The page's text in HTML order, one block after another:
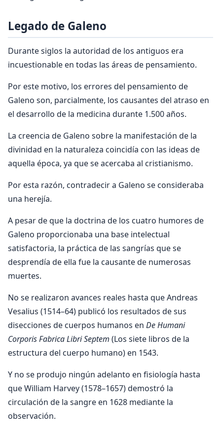
Legado de Galeno
Durante siglos la autoridad de los antiguos era
incuestionable en todas las áreas de pensamiento.
Por este motivo, los errores del pensamiento de
Galeno son, parcialmente, los causantes del atraso en
el desarrollo de la medicina durante 1.500 años.
La creencia de Galeno sobre la manifestación de la
divinidad en la naturaleza coincidía con las ideas de
aquella época, ya que se acercaba al cristianismo.
Por esta razón, contradecir a Galeno se consideraba
una herejía.
A pesar de que la doctrina de los cuatro humores de
Galeno proporcionaba una base intelectual
satisfactoria, la práctica de las sangrías que se
desprendía de ella fue la causante de numerosas
muertes.
No se realizaron avances reales hasta que Andreas
Vesalius (1514–64) publicó los resultados de sus
disecciones de cuerpos humanos en De Humani
Corporis Fabrica Libri Septem (Los siete libros de la
estructura del cuerpo humano) en 1543.
Y no se produjo ningún adelanto en fisiología hasta
que William Harvey (1578–1657) demostró la
circulación de la sangre en 1628 mediante la
observación.